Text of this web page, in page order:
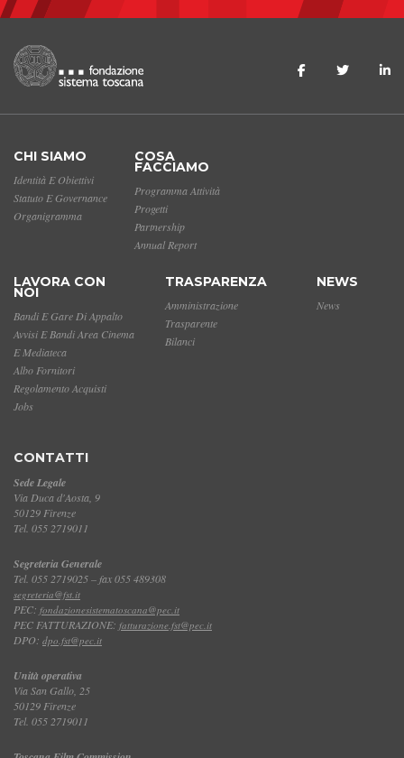
CHI SIAMO
Identità E Obiettivi
Statuto E Governance
Organigramma
COSA
FACCIAMO
Programma Attività
Progetti
Partnership
Annual Report
LAVORA CON
NOI
Bandi E Gare Di Appalto
Avvisi E Bandi Area Cinema
E Mediateca
Albo Fornitori
Regolamento Acquisti
Jobs
TRASPARENZA
Amministrazione
Trasparente
Bilanci
NEWS
News
CONTATTI
Sede Legale
Via Duca d'Aosta, 9
50129 Firenze
Tel. 055 2719011
Segreteria Generale
Tel. 055 2719025 – fax 055 489308
segreteria@fst.it
PEC: fondazionesistematoscana@pec.it
PEC FATTURAZIONE: fatturazione.fst@pec.it
DPO: dpo.fst@pec.it
Unità operativa
Via San Gallo, 25
50129 Firenze
Tel. 055 2719011